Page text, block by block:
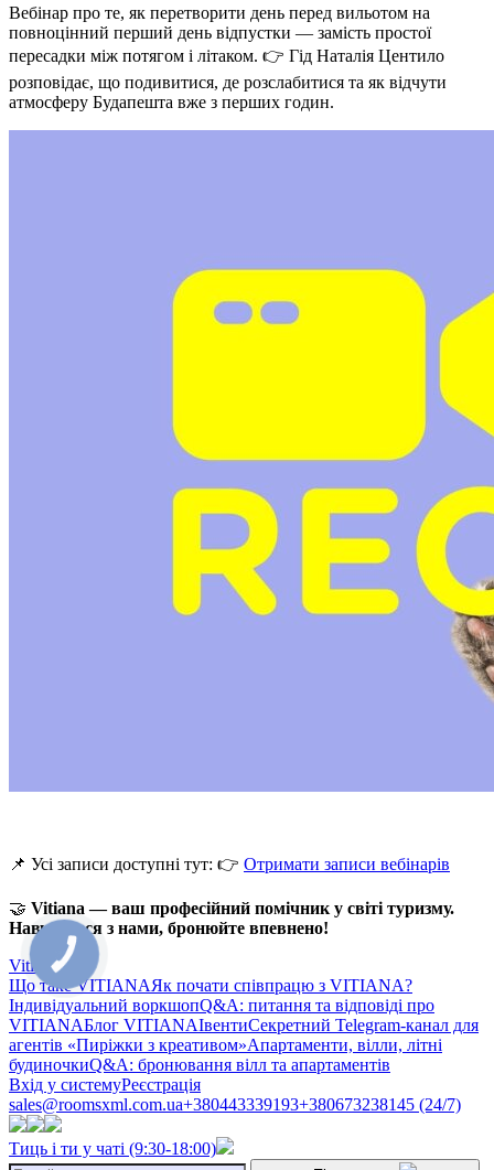
Вебінар про те, як перетворити день перед вильотом на
повноцінний перший день відпустки — замість простої
пересадки між потягом і літаком. 👉 Гід Наталія Центило
розповідає, що подивитися, де розслабитися та як відчути
атмосферу Будапешта вже з перших годин.
📌 Усі записи доступні тут: 👉 Отримати записи вебінарів
🤝 Vitiana — ваш професійний помічник у світі туризму.
Навчайтеся з нами, бронюйте впевнено!
Vitiana
Що таке VITIANAЯк почати співпрацю з VITIANA?
Індивідуальний воркшопQ&A: питання та відповіді про
VITIANAБлог VITIANAІвентиСекретний Telegram-канал для
агентів «Пиріжки з креативом»Апартаменти, вілли, літні
будиночкиQ&A: бронювання вілл та апартаментів
Вхід у системуРеєстрація
sales@roomsxml.com.ua+380443339193+380673238145 (24/7)
Тиць і ти у чаті (9:30-18:00)
КНОПКА
ЗВ'ЯЗКУ